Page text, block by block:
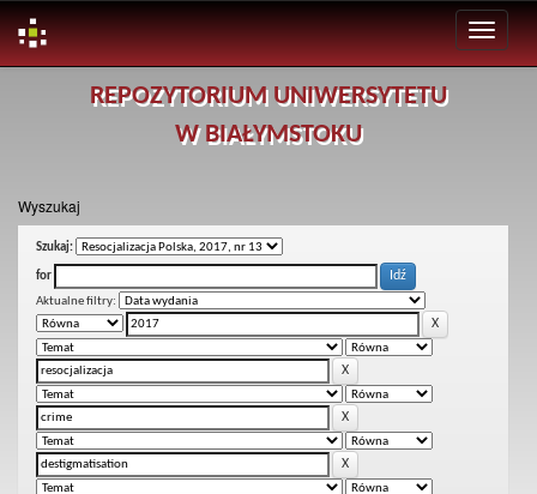
REPOZYTORIUM UNIWERSYTETU
W BIAŁYMSTOKU
Wyszukaj
Szukaj:
for
Aktualne filtry: